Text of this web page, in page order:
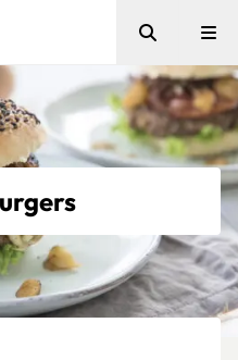
Zoeken